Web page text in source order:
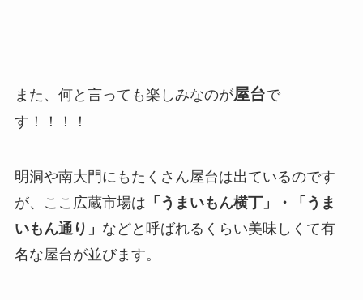
また、何と言っても楽しみなのが屋台で
す！！！！
明洞や南大門にもたくさん屋台は出ているのです
が、ここ広蔵市場は 「うまいもん横丁」・「うま
いもん通り」 などと呼ばれるくらい美味しくて有
名な屋台が並びます。